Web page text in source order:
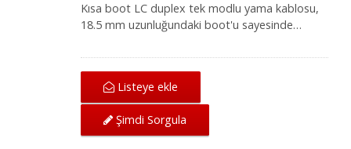
Kısa boot LC duplex tek modlu yama kablosu,
18.5 mm uzunluğundaki boot'u sayesinde
Mükemmel mekanik koruma sunan LC-LC tek
modlu yama kablosu, IEC ve ANSI/TIA
standartları altında ağ için mükemmel iletim
kalitesi sağlar. Fiber optik yama kablosu, yerel
alan ağı, fiber optik iletişim sistemi ve CATV
uygulamaları için fiber optik ekipmanlarla
Listeye ekle
Şimdi Sorgula